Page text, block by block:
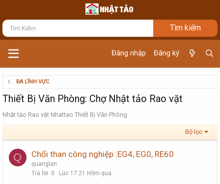
Đăng nhập Đăng ký
ĐA LĨNH VỰC
Thiết Bị Văn Phòng: Chợ Nhật tảo Rao vặt
Nhật tảo Rao vặt Nhattao Thiết Bị Văn Phòng
Bộ lọc
Q Chổi than công nghiệp :EG4, EG0, RE60
quanglan
Trả lời 0 Lúc 17:21 Hôm qua